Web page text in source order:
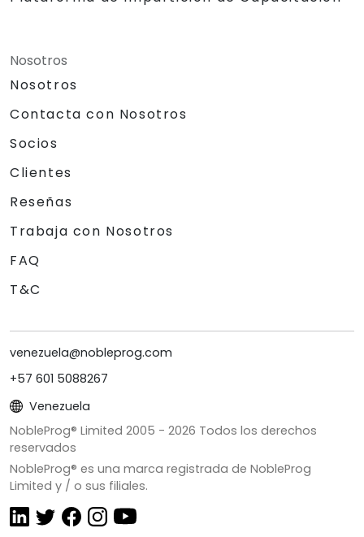
Nosotros
Nosotros
Contacta con Nosotros
Socios
Clientes
Reseñas
Trabaja con Nosotros
FAQ
T&C
venezuela@nobleprog.com
+57 601 5088267
Venezuela
NobleProg® Limited 2005 - 2026 Todos los derechos
reservados
NobleProg® es una marca registrada de NobleProg
Limited y / o sus filiales.